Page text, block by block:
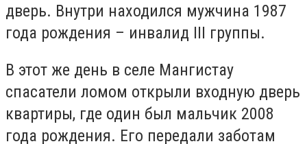
дверь. Внутри находился мужчина 1987
года рождения – инвалид ІІІ группы.
В этот же день в селе Мангистау
спасатели ломом открыли входную дверь
квартиры, где один был мальчик 2008
года рождения. Его передали заботам